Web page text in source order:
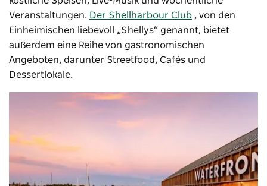
Veranstaltungen. Der Shellharbour Club , von den
Einheimischen liebevoll „Shellys“ genannt, bietet
außerdem eine Reihe von gastronomischen
Angeboten, darunter Streetfood, Cafés und
Dessertlokale.